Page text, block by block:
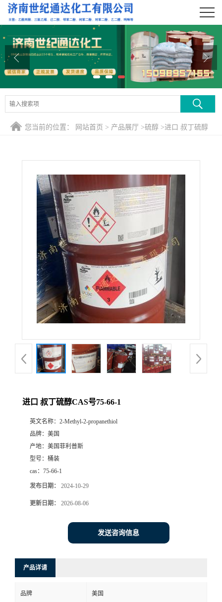
公司首页
公司介绍
产品展厅
证书荣誉
您当前的位置： 网站首页 > 产品展厅 >硫醇 >进口 叔丁硫醇
进口 叔丁硫醇CAS号75-66-1
英文名称： 2-Methyl-2-propanethiol
品牌： 美国
产地： 美国菲利普斯
型号： 桶装
cas： 75-66-1
发布日期： 2024-10-29
更新日期： 2026-08-06
发送咨询信息
产品详请
品牌 美国